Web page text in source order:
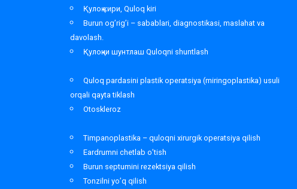
Қулоқ кири, Quloq kiri
Burun og’rig’i – sabablari, diagnostikasi, maslahat va
davolash.
Қулоқни шунтлаш Quloqni shuntlash
Quloq pardasini plastik operatsiya (miringoplastika) usuli
orqali qayta tiklash
Otoskleroz
Timpanoplastika – quloqni xirurgik operatsiya qilish
Eardrumni chetlab o’tish
Burun septumini rezektsiya qilish
Tonzilni yo’q qilish